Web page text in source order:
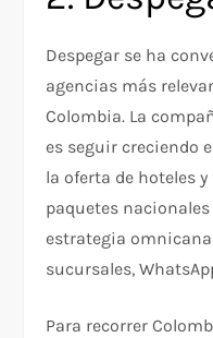
Despegar se ha
agencias más
Colombia. La
es seguir creciendo
la oferta de hoteles
paquetes
estrategia
sucursales,
Para recorrer